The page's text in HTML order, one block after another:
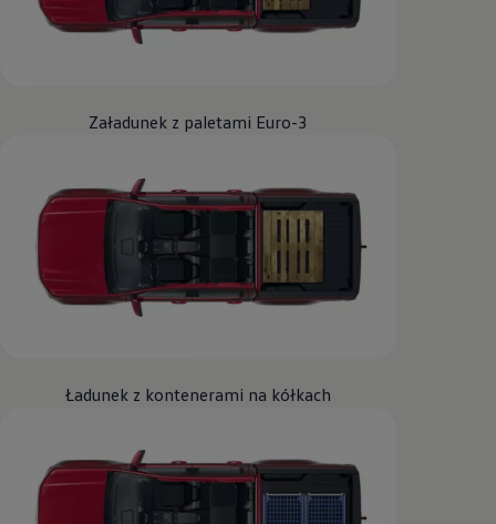
Załadunek z paletami Euro-3
Ładunek z kontenerami na kółkach